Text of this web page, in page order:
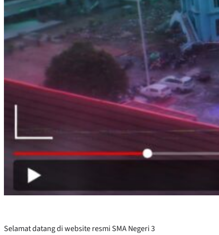
Selamat datang di website resmi SMA Negeri 3